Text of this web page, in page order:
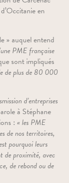
en
» auquel entend
PME française
sont impliqués
deplus de 80 000
d’entreprises
à Stéphane
: « les PME
de nos territoires,
pourquoi leurs
de proximité, avec
de rebond ou de